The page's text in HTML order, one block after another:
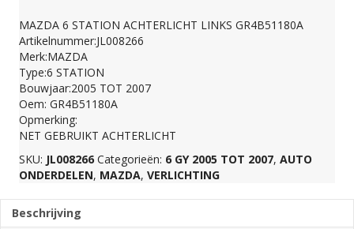
STATION
ACHTERLICHT
LINKS
GR4B51180A
aantal
MAZDA 6 STATION ACHTERLICHT LINKS GR4B51180A
Artikelnummer:JL008266
Merk:MAZDA
Type:6 STATION
Bouwjaar:2005 TOT 2007
Oem: GR4B51180A
Opmerking:
NET GEBRUIKT ACHTERLICHT
SKU: JL008266 Categorieën: 6 GY 2005 TOT 2007, AUTO
ONDERDELEN, MAZDA, VERLICHTING
Beschrijving